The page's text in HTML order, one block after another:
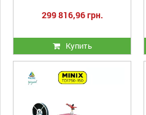
299 816,96 грн.
Купить